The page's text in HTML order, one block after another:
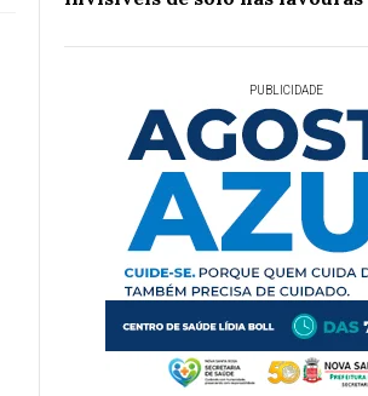
PUBLICIDADE